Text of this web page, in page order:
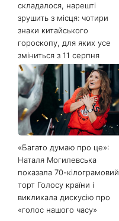
складалося, нарешті
зрушить з місця: чотири
знаки китайського
гороскопу, для яких усе
зміниться з 11 серпня
«Багато думаю про це»:
Наталя Могилевська
показала 70-кілограмовий
торт Голосу країни і
викликала дискусію про
«голос нашого часу»